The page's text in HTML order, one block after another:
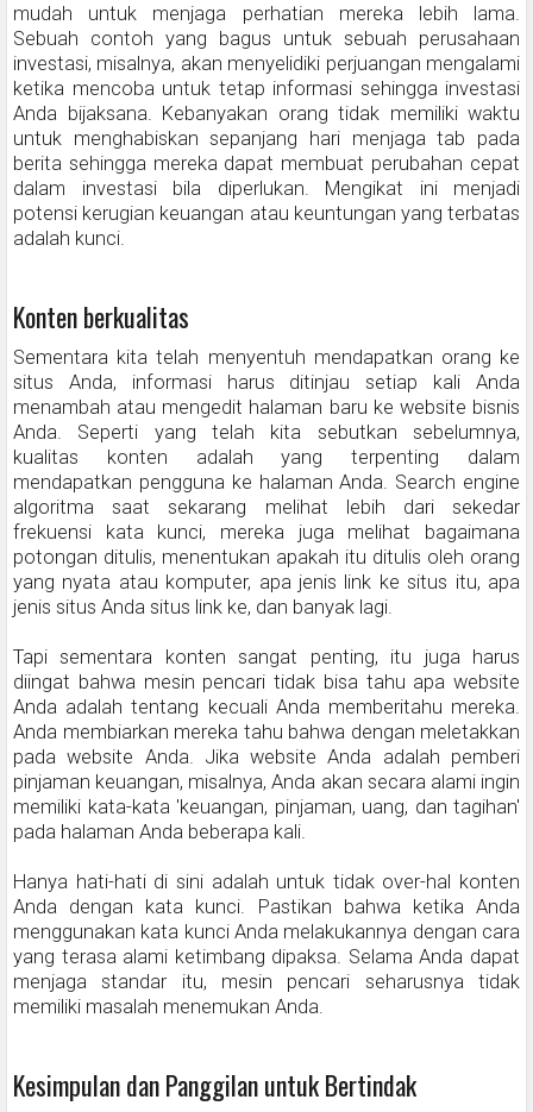
mudah untuk menjaga perhatian mereka lebih lama.
Sebuah contoh yang bagus untuk sebuah perusahaan
investasi, misalnya, akan menyelidiki perjuangan mengalami
ketika mencoba untuk tetap informasi sehingga investasi
Anda bijaksana. Kebanyakan orang tidak memiliki waktu
untuk menghabiskan sepanjang hari menjaga tab pada
berita sehingga mereka dapat membuat perubahan cepat
dalam investasi bila diperlukan. Mengikat ini menjadi
potensi kerugian keuangan atau keuntungan yang terbatas
adalah kunci.
Konten berkualitas
Sementara kita telah menyentuh mendapatkan orang ke
situs Anda, informasi harus ditinjau setiap kali Anda
menambah atau mengedit halaman baru ke website bisnis
Anda. Seperti yang telah kita sebutkan sebelumnya,
kualitas konten adalah yang terpenting dalam
mendapatkan pengguna ke halaman Anda. Search engine
algoritma saat sekarang melihat lebih dari sekedar
frekuensi kata kunci, mereka juga melihat bagaimana
potongan ditulis, menentukan apakah itu ditulis oleh orang
yang nyata atau komputer, apa jenis link ke situs itu, apa
jenis situs Anda situs link ke, dan banyak lagi.
Tapi sementara konten sangat penting, itu juga harus
diingat bahwa mesin pencari tidak bisa tahu apa website
Anda adalah tentang kecuali Anda memberitahu mereka.
Anda membiarkan mereka tahu bahwa dengan meletakkan
pada website Anda. Jika website Anda adalah pemberi
pinjaman keuangan, misalnya, Anda akan secara alami ingin
memiliki kata-kata 'keuangan, pinjaman, uang, dan tagihan'
pada halaman Anda beberapa kali.
Hanya hati-hati di sini adalah untuk tidak over-hal konten
Anda dengan kata kunci. Pastikan bahwa ketika Anda
menggunakan kata kunci Anda melakukannya dengan cara
yang terasa alami ketimbang dipaksa. Selama Anda dapat
menjaga standar itu, mesin pencari seharusnya tidak
memiliki masalah menemukan Anda.
Kesimpulan dan Panggilan untuk Bertindak